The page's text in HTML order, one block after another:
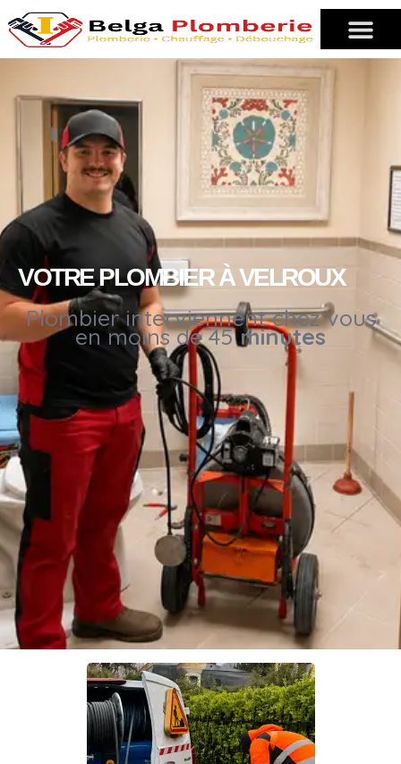
VOTRE PLOMBIER À VELROUX
Plombier interviennent chez vous
en moins de 45minutes